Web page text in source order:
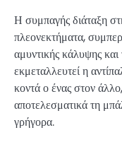
Η συμπαγής διάταξη
πλεονεκτήματα,
αμυντικής κάλυψης
εκμεταλλευτεί η
κοντά ο ένας στον
αποτελεσματικά τη
γρήγορα.